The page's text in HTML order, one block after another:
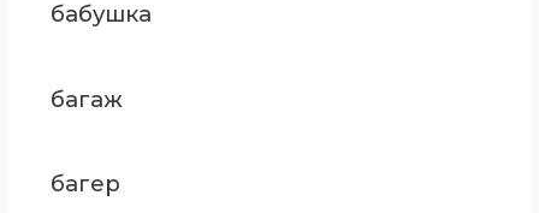
бабушка
багаж
багер